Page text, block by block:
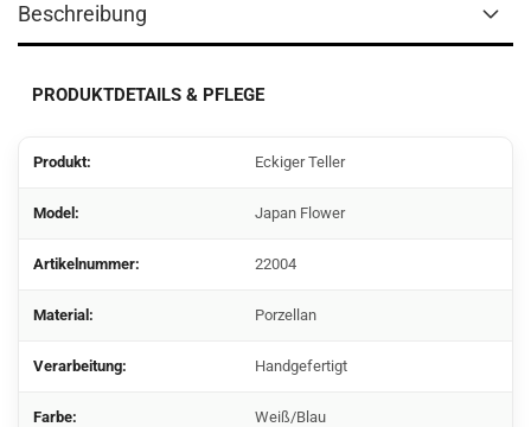
Beschreibung
PRODUKTDETAILS & PFLEGE
Produkt: Eckiger Teller
Model: Japan Flower
Artikelnummer: 22004
Material: Porzellan
Verarbeitung: Handgefertigt
Farbe: Weiß/Blau